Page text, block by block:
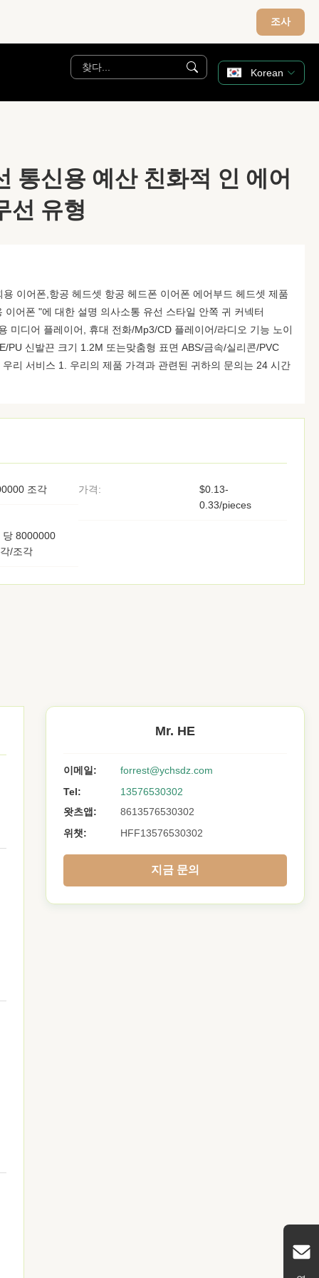
조사
Korean
통신용 예산 친화적 인 에어
선 유형
이어폰,항공 헤드셋 항공 헤드폰 이어폰 에어부드 헤드셋 제품
어폰 "에 대한 설명 의사소통 유선 스타일 안쪽 귀 커넥터
미디어 플레이어, 휴대 전화/Mp3/CD 플레이어/라디오 기능 노이
PU 신발끈 크기 1.2M 또는맞춤형 표면 ABS/금속/실리콘/PVC
리 서비스 1. 우리의 제품 가격과 관련된 귀하의 문의는 24 시간
조각 가격:
$0.13-
0.33/pieces
당 8000000
/조각
Mr. HE
이메일:
forrest@ychsdz.com
Tel:
13576530302
왓츠앱:
8613576530302
위챗:
HFF13576530302
지금 문의